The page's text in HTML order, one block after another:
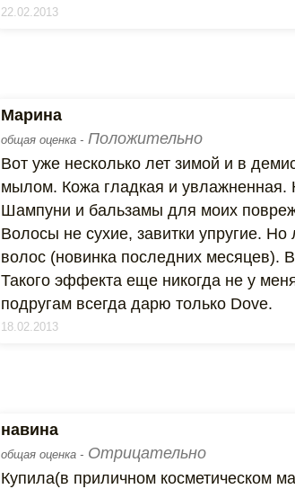
22.02.2013
Марина
общая оценка - Положительно
Вот уже несколько лет зимой и в
мылом. Кожа гладкая и увлажненная.
Шампуни и бальзамы для моих
Волосы не сухие, завитки упругие.
волос (новинка последних месяцев).
Такого эффекта еще никогда не у
подругам всегда дарю только Dove.
18.02.2013
навина
общая оценка - Отрицательно
Купила(в приличном косметическом